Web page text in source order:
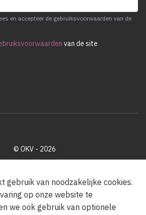
en accepteer de gebruiksvoorwaarden van de
van de site
© OKV - 2026
van de Vlaamse Gemeenschap
gebruik van noodzakelijke cookies.
op onze website te
we ook gebruik van optionele